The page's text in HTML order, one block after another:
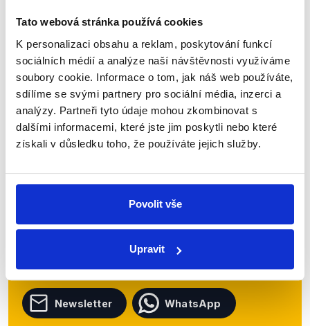
Tato webová stránka používá cookies
K personalizaci obsahu a reklam, poskytování funkcí
sociálních médií a analýze naší návštěvnosti využíváme
soubory cookie. Informace o tom, jak náš web používáte,
sdílíme se svými partnery pro sociální média, inzerci a
analýzy. Partneři tyto údaje mohou zkombinovat s
dalšími informacemi, které jste jim poskytli nebo které
získali v důsledku toho, že používáte jejich služby.
Povolit vše
Upravit
Číst dál
Zůstaňme v kontaktu
Přihlaste se k odběru našeho
kanálu, kde pravidelně přinášíme
shrnutí nejzajímavějších článků a analýz.
Začněte nás odebírat, a mějte tak
přehled o tom, jaké dezinformace a
Newsletter WhatsApp